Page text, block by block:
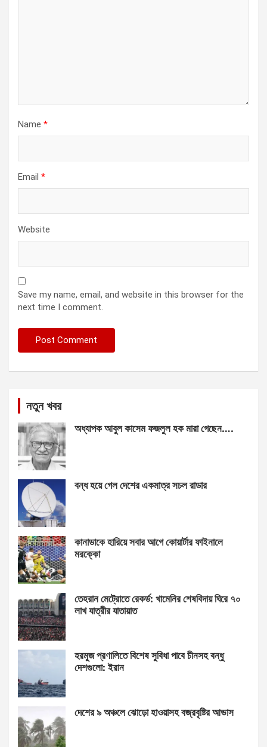
Name *
Email *
Website
Save my name, email, and website in this browser for the
next time I comment.
নতুন খবর
অধ্যাপক আবুল কাসেম ফজলুল হক মারা গেছেন….
বন্ধ হয়ে গেল দেশের একমাত্র সচল রাডার
কানাডাকে হারিয়ে সবার আগে কোয়ার্টার ফাইনালে
মরক্কো
তেহরান মেট্রোতে রেকর্ড: খামেনির শেষবিদায় ঘিরে ৭০
লাখ যাত্রীর যাতায়াত
হরমুজ প্রণালিতে বিশেষ সুবিধা পাবে চীনসহ বন্ধু
দেশগুলো: ইরান
দেশের ৯ অঞ্চলে ঝোড়ো হাওয়াসহ বজ্রবৃষ্টির আভাস